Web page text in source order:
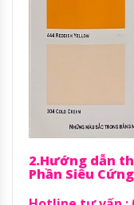
2.Hướng dẫn
Phần Siêu